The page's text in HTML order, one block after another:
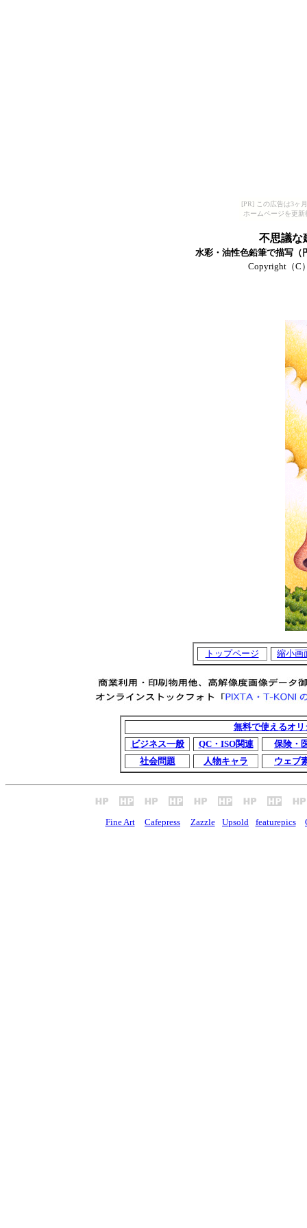
[PR] この広告は3ヶ
ホームページを更
不思議な
水彩・油性色鉛筆で描写（
Copyright（C
トップページ 縮小画
無料で使えるオ
ビジネス一般
QC・ISO関連
保険・
社会問題
人物キャラ ウェブ
Fine Art Cafepress Zazzle Upsold featurepics